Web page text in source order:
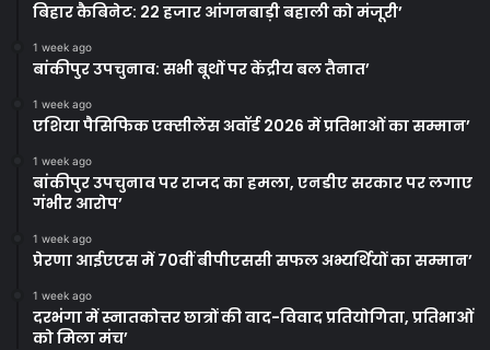
बिहार कैबिनेट: 22 हजार आंगनबाड़ी बहाली को मंजूरी’
1 week ago
बांकीपुर उपचुनाव: सभी बूथों पर केंद्रीय बल तैनात’
1 week ago
एशिया पैसिफिक एक्सीलेंस अवॉर्ड 2026 में प्रतिभाओं का सम्मान’
1 week ago
बांकीपुर उपचुनाव पर राजद का हमला, एनडीए सरकार पर लगाए
गंभीर आरोप’
1 week ago
प्रेरणा आईएएस में 70वीं बीपीएससी सफल अभ्यर्थियों का सम्मान’
1 week ago
दरभंगा में स्नातकोत्तर छात्रों की वाद-विवाद प्रतियोगिता, प्रतिभाओं
को मिला मंच’